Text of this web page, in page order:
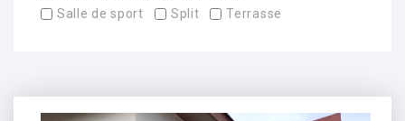
Salle de sport
Split Terrasse